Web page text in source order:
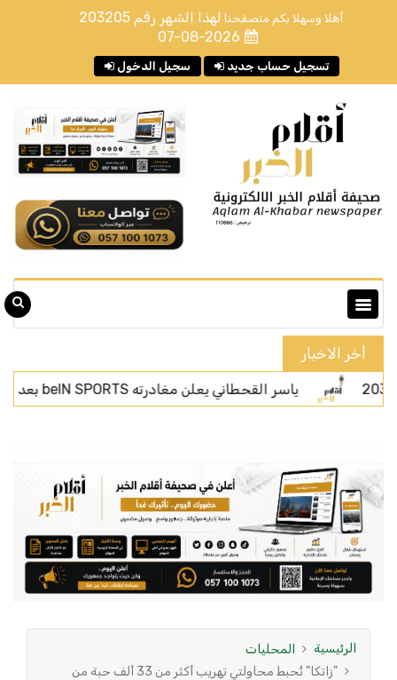
أهلا وسهلا بكم متصفحنا لهذا الشهر رقم 203205
07-08-2026
سجيل الدخول تسجيل حساب جديد
أخر الاخبار
ياسر القحطاني يعلن مغادرته beIN SPORTS بعد أربعة أعوام من الحضور الإعلامي
الرئيسية
المحليات
"زاتكا" تُحبط محاولتي تهريب أكثر من 33 ألف حبة من